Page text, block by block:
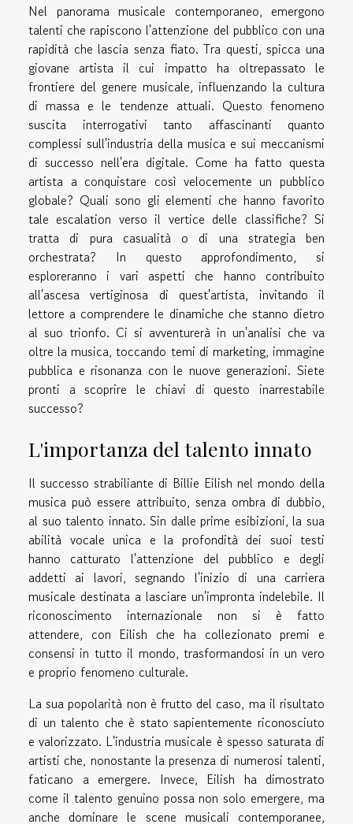
Nel panorama musicale contemporaneo, emergono
talenti che rapiscono l'attenzione del pubblico con una
rapidità che lascia senza fiato. Tra questi, spicca una
giovane artista il cui impatto ha oltrepassato le
frontiere del genere musicale, influenzando la cultura
di massa e le tendenze attuali. Questo fenomeno
suscita interrogativi tanto affascinanti quanto
complessi sull'industria della musica e sui meccanismi
di successo nell'era digitale. Come ha fatto questa
artista a conquistare così velocemente un pubblico
globale? Quali sono gli elementi che hanno favorito
tale escalation verso il vertice delle classifiche? Si
tratta di pura casualità o di una strategia ben
orchestrata? In questo approfondimento, si
esploreranno i vari aspetti che hanno contribuito
all'ascesa vertiginosa di quest'artista, invitando il
lettore a comprendere le dinamiche che stanno dietro
al suo trionfo. Ci si avventurerà in un'analisi che va
oltre la musica, toccando temi di marketing, immagine
pubblica e risonanza con le nuove generazioni. Siete
pronti a scoprire le chiavi di questo inarrestabile
successo?
L'importanza del talento innato
Il successo strabiliante di Billie Eilish nel mondo della
musica può essere attribuito, senza ombra di dubbio,
al suo talento innato. Sin dalle prime esibizioni, la sua
abilità vocale unica e la profondità dei suoi testi
hanno catturato l'attenzione del pubblico e degli
addetti ai lavori, segnando l'inizio di una carriera
musicale destinata a lasciare un'impronta indelebile. Il
riconoscimento internazionale non si è fatto
attendere, con Eilish che ha collezionato premi e
consensi in tutto il mondo, trasformandosi in un vero
e proprio fenomeno culturale.
La sua popolarità non è frutto del caso, ma il risultato
di un talento che è stato sapientemente riconosciuto
e valorizzato. L'industria musicale è spesso saturata di
artisti che, nonostante la presenza di numerosi talenti,
faticano a emergere. Invece, Eilish ha dimostrato
come il talento genuino possa non solo emergere, ma
anche dominare le scene musicali contemporanee,